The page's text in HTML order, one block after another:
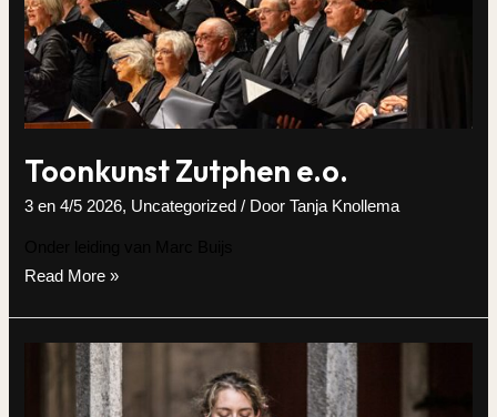
Toonkunst Zutphen e.o.
3 en 4/5 2026, Uncategorized / DoorTanja Knollema
Toonkunst
Read More »